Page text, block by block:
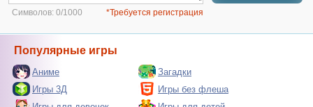
Символов: 0/1000 *Требуется регистрация
Популярные игры
Аниме
Загадки
Игры 3Д
Игры без флеша